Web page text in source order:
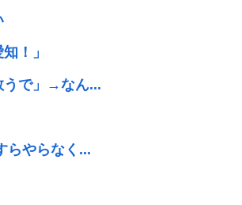
！」
うで」→なん...
らやらなく...